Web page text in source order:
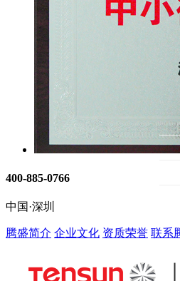
400-885-0766
中国·深圳
腾盛简介 企业文化 资质荣誉 联系